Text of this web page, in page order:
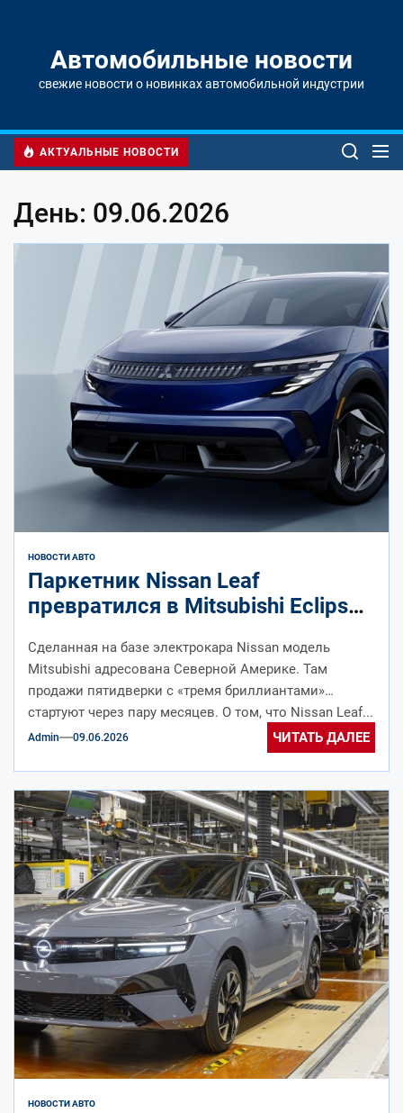
содержимомуАвтомобильные новости
свежие новости о новинках автомобильной индустрии
АКТУАЛЬНЫЕ НОВОСТИ
День: 09.06.2026
НОВОСТИ АВТО
Паркетник Nissan Leaf
превратился в Mitsubishi Eclipse
Сделанная на базе электрокара Nissan модель
Mitsubishi адресована Северной Америке. Там
продажи пятидверки с «тремя бриллиантами»
стартуют через пару месяцев. О том, что Nissan Leaf...
Admin 09.06.2026 ЧИТАТЬ ДАЛЕЕ
НОВОСТИ АВТО